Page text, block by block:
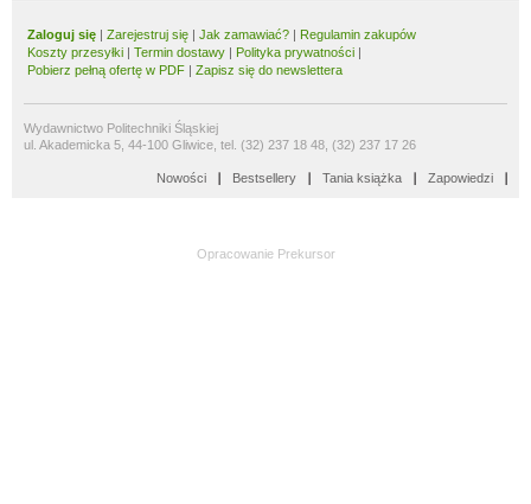
Zaloguj się | Zarejestruj się | Jak zamawiać? | Regulamin zakupów
Koszty przesyłki | Termin dostawy | Polityka prywatności |
Pobierz pełną ofertę w PDF | Zapisz się do newslettera
Wydawnictwo Politechniki Śląskiej
ul. Akademicka 5, 44-100 Gliwice, tel. (32) 237 18 48, (32) 237 17 26
Nowości Bestsellery Tania książka Zapowiedzi
Opracowanie Prekursor